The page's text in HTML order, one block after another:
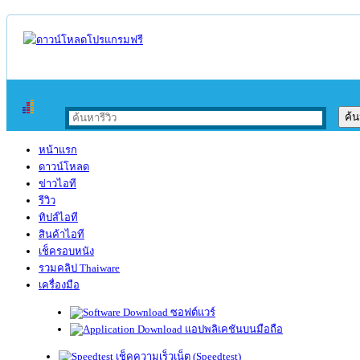
หน้าแรก
ดาวน์โหลด
ข่าวไอที
รีวิว
ทิปส์ไอที
สินค้าไอที
เช็ครอบหนัง
รวมคลิป Thaiware
เครื่องมือ
ซอฟต์แวร์
แอปพลิเคชันบนมือถือ
เช็คความเร็วเน็ต (Speedtest)